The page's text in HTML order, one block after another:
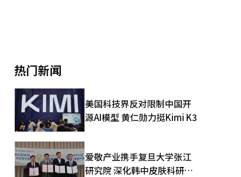
热门新闻
美国科技界反对限制中国开
源AI模型 黄仁勋力挺Kimi K3
爱敬产业携手复旦大学张江
研究院 深化韩中皮肤科研合